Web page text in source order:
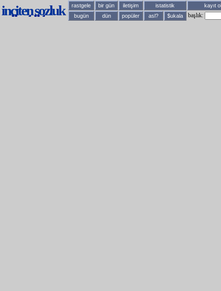
inciten sozluk rastgele bir gün iletişim istatistik
kayıt ol
bugün
dün popüler asl? $ukala başlık: